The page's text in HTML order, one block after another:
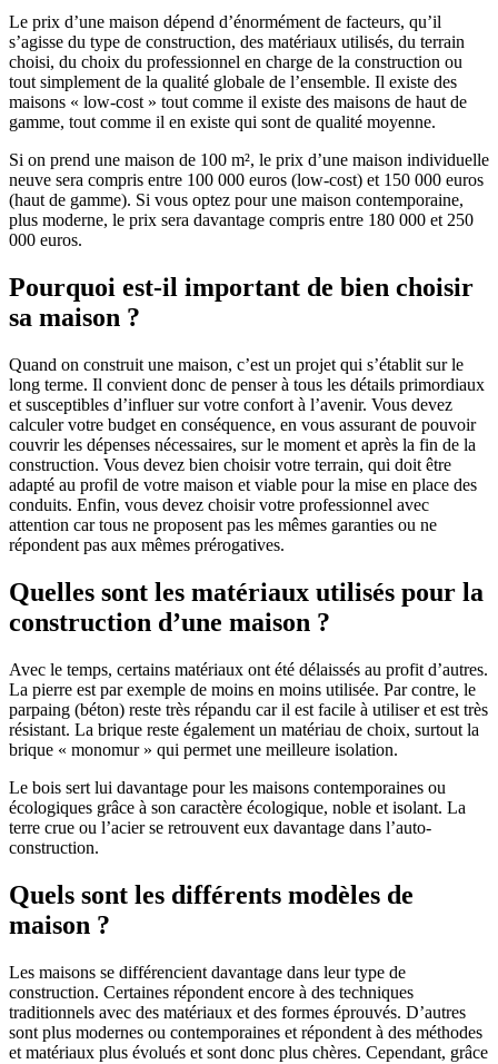
Le prix d’une maison dépend d’énormément de facteurs, qu’il
s’agisse du type de construction, des matériaux utilisés, du terrain
choisi, du choix du professionnel en charge de la construction ou
tout simplement de la qualité globale de l’ensemble. Il existe des
maisons « low-cost » tout comme il existe des maisons de haut de
gamme, tout comme il en existe qui sont de qualité moyenne.
Si on prend une maison de 100 m², le prix d’une maison individuelle
neuve sera compris entre 100 000 euros (low-cost) et 150 000 euros
(haut de gamme). Si vous optez pour une maison contemporaine,
plus moderne, le prix sera davantage compris entre 180 000 et 250
000 euros.
Pourquoi est-il important de bien choisir
sa maison ?
Quand on construit une maison, c’est un projet qui s’établit sur le
long terme. Il convient donc de penser à tous les détails primordiaux
et susceptibles d’influer sur votre confort à l’avenir. Vous devez
calculer votre budget en conséquence, en vous assurant de pouvoir
couvrir les dépenses nécessaires, sur le moment et après la fin de la
construction. Vous devez bien choisir votre terrain, qui doit être
adapté au profil de votre maison et viable pour la mise en place des
conduits. Enfin, vous devez choisir votre professionnel avec
attention car tous ne proposent pas les mêmes garanties ou ne
répondent pas aux mêmes prérogatives.
Quelles sont les matériaux utilisés pour la
construction d’une maison ?
Avec le temps, certains matériaux ont été délaissés au profit d’autres.
La pierre est par exemple de moins en moins utilisée. Par contre, le
parpaing (béton) reste très répandu car il est facile à utiliser et est très
résistant. La brique reste également un matériau de choix, surtout la
brique « monomur » qui permet une meilleure isolation.
Le bois sert lui davantage pour les maisons contemporaines ou
écologiques grâce à son caractère écologique, noble et isolant. La
terre crue ou l’acier se retrouvent eux davantage dans l’auto-
construction.
Quels sont les différents modèles de
maison ?
Les maisons se différencient davantage dans leur type de
construction. Certaines répondent encore à des techniques
traditionnels avec des matériaux et des formes éprouvés. D’autres
sont plus modernes ou contemporaines et répondent à des méthodes
et matériaux plus évolués et sont donc plus chères. Cependant, grâce